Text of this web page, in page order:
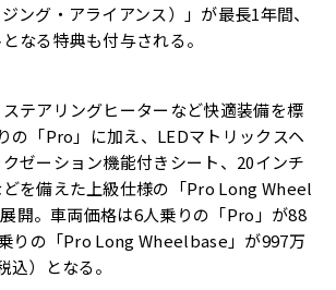
ング・アライアンス）」が最長1年間、
なる特典も付与される。
テアリングヒーターなど快適装備を標
の「Pro」に加え、 LEDマトリックスヘ
ゼーション機能付きシー ト、20インチ
を備えた上級仕様の「Pro Long Wheel
開。車両価格は6人乗りの「Pro」が88
りの「Pro Long Wheelbase」が997万
）となる。